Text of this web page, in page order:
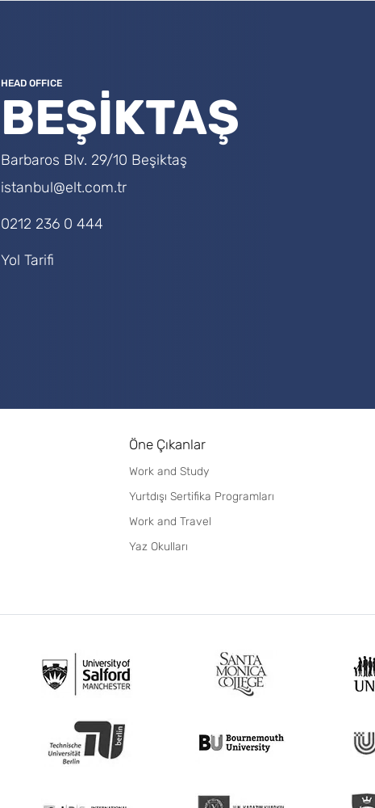
HEAD OFFICE
BEŞİKTAŞ
Barbaros Blv. 29/10 Beşiktaş
istanbul@elt.com.tr
0212 236 0 444
Yol Tarifi
Öne Çıkanlar
Work and Study
Yurtdışı Sertifika Programları
Work and Travel
Yaz Okulları